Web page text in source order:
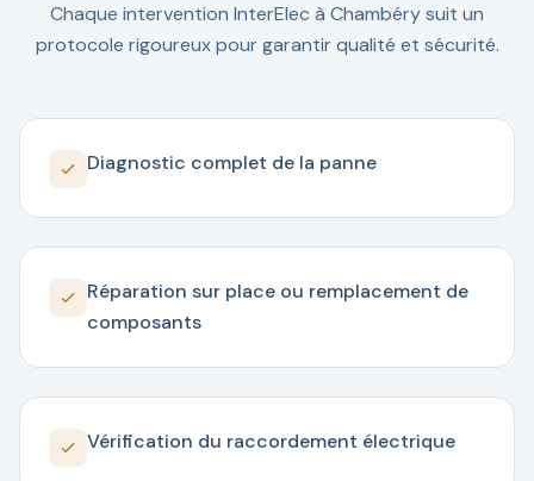
Chaque intervention InterElec à Chambéry suit un
protocole rigoureux pour garantir qualité et sécurité.
Diagnostic complet de la panne
Réparation sur place ou remplacement de
composants
Vérification du raccordement électrique